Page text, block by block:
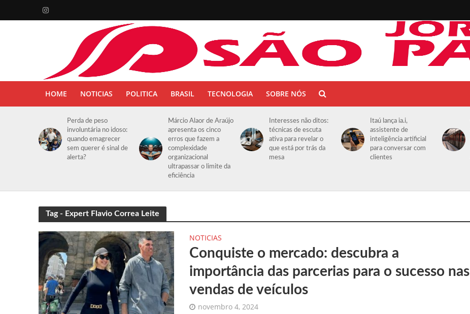
HOME NOTICIAS POLITICA BRASIL TECNOLOGIA SOBRE NÓS
Perda de peso
involuntária no idoso:
quando emagrecer
sem querer é sinal de
alerta?
Márcio Alaor de Araújo
apresenta os cinco
erros que fazem a
complexidade
organizacional
ultrapassar o limite da
eficiência
Interesses não ditos:
técnicas de escuta
ativa para revelar o
que está por trás da
mesa
Itaú lança ia.i,
assistente de
inteligência artificial
para conversar com
clientes
Tag - Expert Flavio Correa Leite
NOTICIAS
Conquiste o mercado: descubra a
importância das parcerias para o sucesso nas
vendas de veículos
novembro 4, 2024